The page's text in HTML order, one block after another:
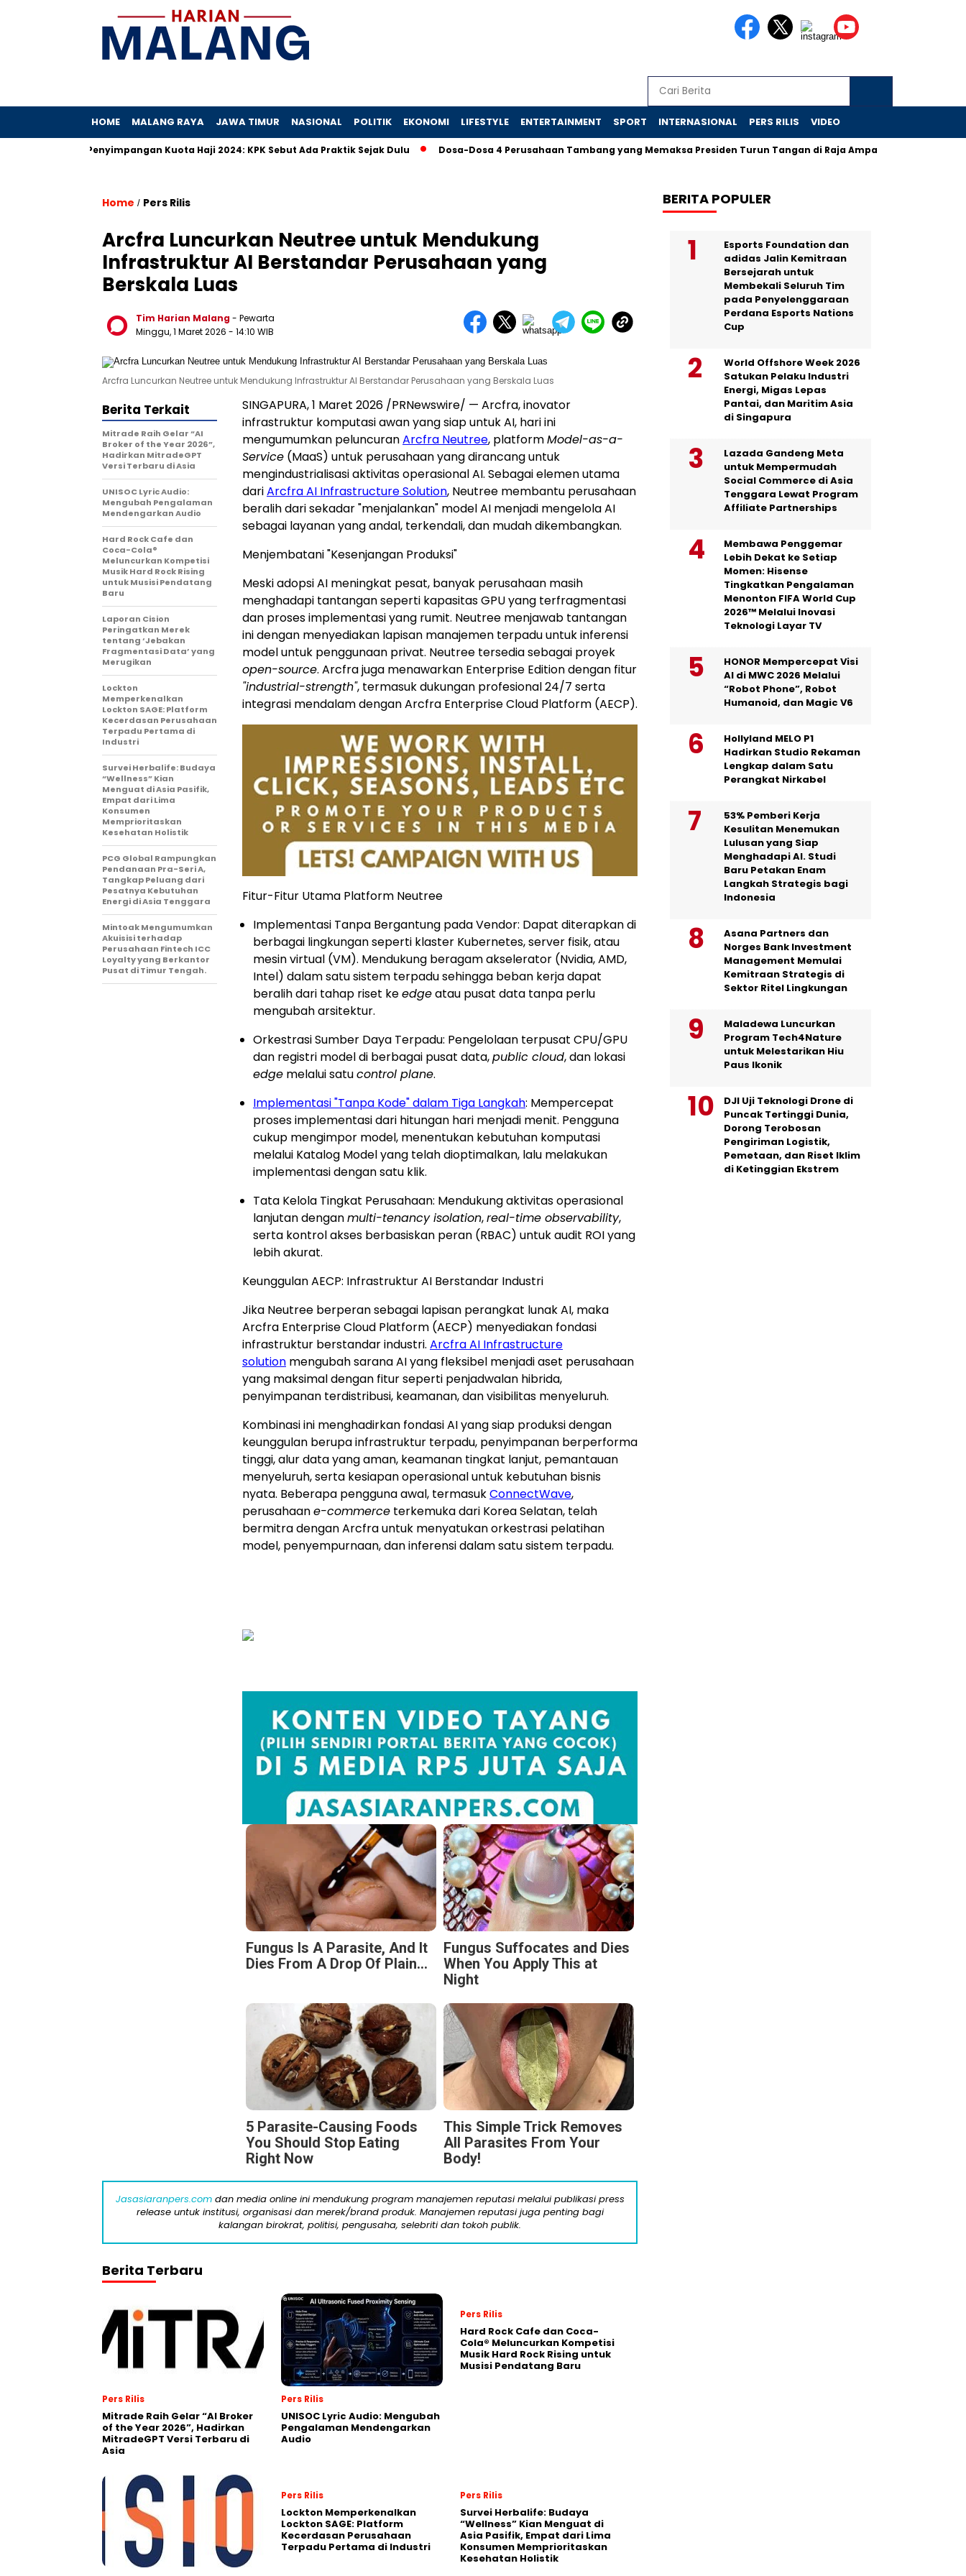
HOME MALANG RAYA JAWA TIMUR NASIONAL POLITIK EKONOMI LIFESTYLE ENTERTAINMENT SPORT INTERNASIONAL PERS RILIS VIDEO
Penyimpangan Kuota Haji 2024: KPK Sebut Ada Praktik Sejak Dulu Dosa-Dosa 4 Perusahaan Tambang yang Memaksa Presiden Turun Tangan di Raja Ampat
Home / Pers Rilis
Arcfra Luncurkan Neutree untuk Mendukung
Infrastruktur AI Berstandar Perusahaan yang
Berskala Luas
Tim Harian Malang- Pewarta
Minggu, 1 Maret 2026 - 14:10 WIB
Arcfra Luncurkan Neutree untuk Mendukung Infrastruktur AI Berstandar Perusahaan yang Berskala Luas
SINGAPURA, 1 Maret 2026 /PRNewswire/ — Arcfra, inovator
infrastruktur komputasi awan yang siap untuk AI, hari ini
mengumumkan peluncuranArcfra Neutree, platformModel-as-a-
Service (MaaS) untuk perusahaan yang dirancang untuk
mengindustrialisasi aktivitas operasional AI. Sebagai elemen utama
dariArcfra AI Infrastructure Solution, Neutree membantu perusahaan
beralih dari sekadar "menjalankan" model AI menjadi mengelola AI
sebagai layanan yang andal, terkendali, dan mudah dikembangkan.
Menjembatani "Kesenjangan Produksi"
Meski adopsi AI meningkat pesat, banyak perusahaan masih
menghadapi tantangan seperti kapasitas GPU yang terfragmentasi
dan proses implementasi yang rumit. Neutree menjawab tantangan
ini dengan menyediakan lapisan manajemen terpadu untuk inferensi
model untuk penggunaan privat. Neutree tersedia sebagai proyek
open-source. Arcfra juga menawarkan Enterprise Edition dengan fitur
"industrial-strength", termasuk dukungan profesional 24/7 serta
integrasi mendalam dengan Arcfra Enterprise Cloud Platform (AECP).
Fitur-Fitur Utama Platform Neutree
Implementasi Tanpa Bergantung pada Vendor: Dapat diterapkan di
berbagai lingkungan seperti klaster Kubernetes, server fisik, atau
mesin virtual (VM). Mendukung beragam akselerator (Nvidia, AMD,
Intel) dalam satu sistem terpadu sehingga beban kerja dapat
beralih dari tahap riset keedgeatau pusat data tanpa perlu
mengubah arsitektur.
Orkestrasi Sumber Daya Terpadu: Pengelolaan terpusat CPU/GPU
dan registri model di berbagai pusat data,public cloud, dan lokasi
edge melalui satucontrol plane.
Implementasi "Tanpa Kode" dalam Tiga Langkah: Mempercepat
proses implementasi dari hitungan hari menjadi menit. Pengguna
cukup mengimpor model, menentukan kebutuhan komputasi
melalui Katalog Model yang telah dioptimalkan, lalu melakukan
implementasi dengan satu klik.
Tata Kelola Tingkat Perusahaan: Mendukung aktivitas operasional
lanjutan denganmulti-tenancy isolation,real-time observability,
serta kontrol akses berbasiskan peran (RBAC) untuk audit ROI yang
lebih akurat.
Keunggulan AECP: Infrastruktur AI Berstandar Industri
Jika Neutree berperan sebagai lapisan perangkat lunak AI, maka
Arcfra Enterprise Cloud Platform (AECP) menyediakan fondasi
infrastruktur berstandar industri. Arcfra AI Infrastructure
solution mengubah sarana AI yang fleksibel menjadi aset perusahaan
yang maksimal dengan fitur seperti penjadwalan hibrida,
penyimpanan terdistribusi, keamanan, dan visibilitas menyeluruh.
Kombinasi ini menghadirkan fondasi AI yang siap produksi dengan
keunggulan berupa infrastruktur terpadu, penyimpanan berperforma
tinggi, alur data yang aman, keamanan tingkat lanjut, pemantauan
menyeluruh, serta kesiapan operasional untuk kebutuhan bisnis
nyata. Beberapa pengguna awal, termasukConnectWave,
perusahaane-commerce terkemuka dari Korea Selatan, telah
bermitra dengan Arcfra untuk menyatukan orkestrasi pelatihan
model, penyempurnaan, dan inferensi dalam satu sistem terpadu.
Fungus Is A Parasite, And It
Dies From A Drop Of Plain...
Fungus Suffocates and Dies
When You Apply This at
Night
5 Parasite-Causing Foods
You Should Stop Eating
Right Now
This Simple Trick Removes
All Parasites From Your
Body!
Berita Terkait
Mitrade Raih Gelar “AI
Broker of the Year 2026”,
Hadirkan MitradeGPT
Versi Terbaru di Asia
UNISOC Lyric Audio:
Mengubah Pengalaman
Mendengarkan Audio
Hard Rock Cafe dan
Coca-Cola®
Meluncurkan Kompetisi
Musik Hard Rock Rising
untuk Musisi Pendatang
Baru
Laporan Cision
Peringatkan Merek
tentang ‘Jebakan
Fragmentasi Data’ yang
Merugikan
Lockton
Memperkenalkan
Lockton SAGE: Platform
Kecerdasan Perusahaan
Terpadu Pertama di
Industri
Survei Herbalife: Budaya
“Wellness” Kian
Menguat di Asia Pasifik,
Empat dari Lima
Konsumen
Memprioritaskan
Kesehatan Holistik
PCG Global Rampungkan
Pendanaan Pra-Seri A,
Tangkap Peluang dari
Pesatnya Kebutuhan
Energi di Asia Tenggara
Mintoak Mengumumkan
Akuisisi terhadap
Perusahaan Fintech ICC
Loyalty yang Berkantor
Pusat di Timur Tengah.
Jasasiaranpers.comdan media online ini mendukung program manajemen reputasi melalui publikasi press
release untuk institusi, organisasi dan merek/brand produk. Manajemen reputasi juga penting bagi
kalangan birokrat, politisi, pengusaha, selebriti dan tokoh publik.
Berita Terbaru
Pers Rilis
Mitrade Raih Gelar “AI Broker
of the Year 2026”, Hadirkan
MitradeGPT Versi Terbaru di
Asia
Pers Rilis
UNISOC Lyric Audio: Mengubah
Pengalaman Mendengarkan
Audio
Pers Rilis
Hard Rock Cafe dan Coca-
Cola® Meluncurkan Kompetisi
Musik Hard Rock Rising untuk
Musisi Pendatang Baru
Pers Rilis
Lockton Memperkenalkan
Lockton SAGE: Platform
Kecerdasan Perusahaan
Terpadu Pertama di Industri
Pers Rilis
Survei Herbalife: Budaya
“Wellness” Kian Menguat di
Asia Pasifik, Empat dari Lima
Konsumen Memprioritaskan
Kesehatan Holistik
BERITA POPULER
Esports Foundation dan
adidas Jalin Kemitraan
Bersejarah untuk
Membekali Seluruh Tim
pada Penyelenggaraan
Perdana Esports Nations
Cup
World Offshore Week 2026
Satukan Pelaku Industri
Energi, Migas Lepas
Pantai, dan Maritim Asia
di Singapura
Lazada Gandeng Meta
untuk Mempermudah
Social Commerce di Asia
Tenggara Lewat Program
Affiliate Partnerships
Membawa Penggemar
Lebih Dekat ke Setiap
Momen: Hisense
Tingkatkan Pengalaman
Menonton FIFA World Cup
2026™ Melalui Inovasi
Teknologi Layar TV
HONOR Mempercepat Visi
AI di MWC 2026 Melalui
“Robot Phone”, Robot
Humanoid, dan Magic V6
Hollyland MELO P1
Hadirkan Studio Rekaman
Lengkap dalam Satu
Perangkat Nirkabel
53% Pemberi Kerja
Kesulitan Menemukan
Lulusan yang Siap
Menghadapi AI. Studi
Baru Petakan Enam
Langkah Strategis bagi
Indonesia
Asana Partners dan
Norges Bank Investment
Management Memulai
Kemitraan Strategis di
Sektor Ritel Lingkungan
Maladewa Luncurkan
Program Tech4Nature
untuk Melestarikan Hiu
Paus Ikonik
DJI Uji Teknologi Drone di
Puncak Tertinggi Dunia,
Dorong Terobosan
Pengiriman Logistik,
Pemetaan, dan Riset Iklim
di Ketinggian Ekstrem